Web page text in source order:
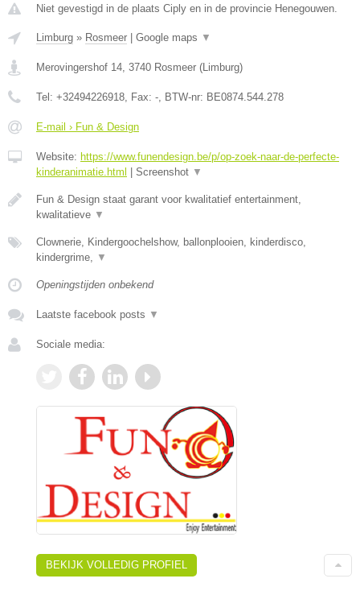
Niet gevestigd in de plaats Ciply en in de provincie Henegouwen.
Limburg » Rosmeer | Google maps ▼
Merovingershof 14 3740 Rosmeer (Limburg)
Tel: +32494226918 , Fax: - , BTW-nr: BE0874.544.278
E-mail › Fun & Design
Website: https://www.funendesign.be/p/op-zoek-naar-de-perfecte-
kinderanimatie.html | Screenshot ▼
Fun & Design staat garant voor kwalitatief entertainment,
kwalitatieve ▼
Clownerie, Kindergoochelshow, ballonplooien, kinderdisco,
kindergrime,
▼
Openingstijden onbekend
Laatste facebook posts ▼
Sociale media:
BEKIJK VOLLEDIG PROFIEL